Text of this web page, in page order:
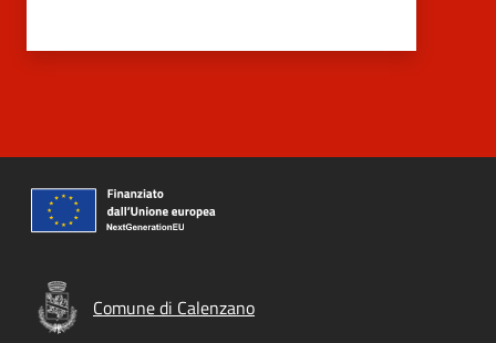
Comune di Calenzano